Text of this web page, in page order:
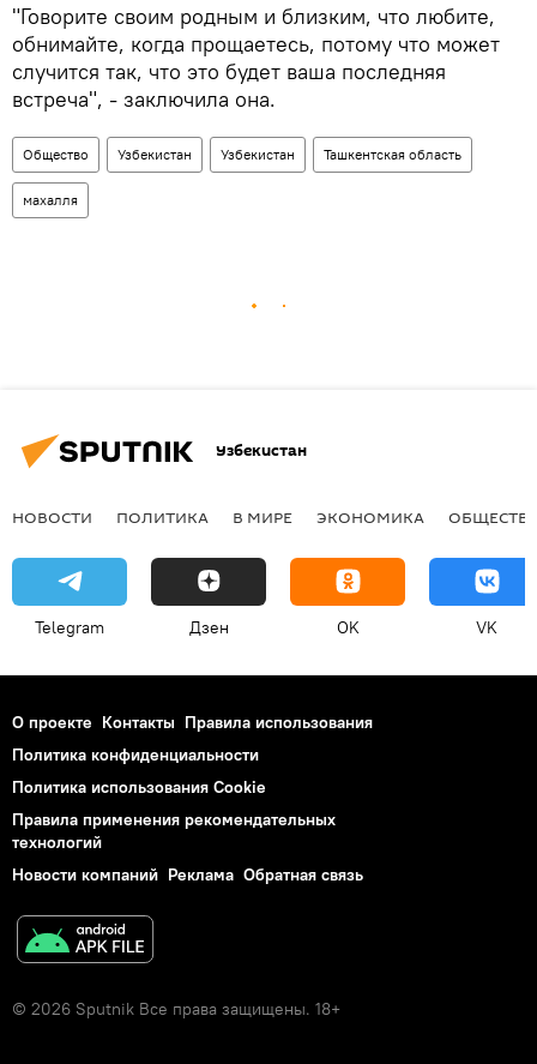
"Говорите своим родным и близким, что любите,
обнимайте, когда прощаетесь, потому что может
случится так, что это будет ваша последняя
встреча", - заключила она.
Общество Узбекистан Узбекистан Ташкентская область
махалля
Узбекистан
НОВОСТИ ПОЛИТИКА В МИРЕ ЭКОНОМИКА
Telegram Дзен OK VK
О проекте Контакты Правила использования
Политика конфиденциальности
Политика использования Cookie
Правила применения рекомендательных
технологий
Новости компаний Реклама Обратная связь
© 2026 Sputnik Все права защищены. 18+